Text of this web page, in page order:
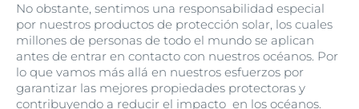
No obstante, sentimos una responsabilidad especial
por nuestros productos de protección solar, los cuales
millones de personas de todo el mundo se aplican
antes de entrar en contacto con nuestros océanos. Por
lo que vamos más allá en nuestros esfuerzos por
garantizar las mejores propiedades protectoras y
contribuyendo a reducir el impacto en los océanos.